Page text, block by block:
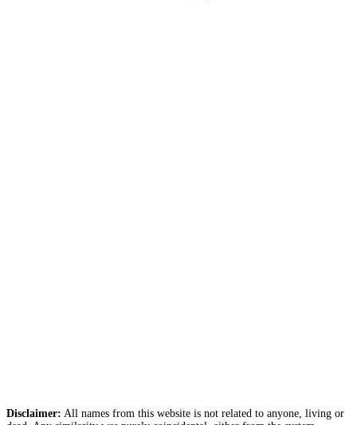
Disclaimer: All names from this website is not related to anyone, living or